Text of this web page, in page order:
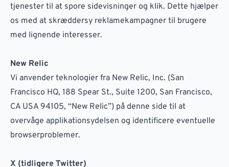
tjenester til at spore sidevisninger og klik. Dette hjælper
os med at skræddersy reklamekampagner til brugere
med lignende interesser.
New Relic
Vi anvender teknologier fra New Relic, Inc. (San
Francisco HQ, 188 Spear St., Suite 1200, San Francisco,
CA USA 94105, “New Relic”) på denne side til at
overvåge applikationsydelsen og identificere eventuelle
browserproblemer.
X (tidligere Twitter)